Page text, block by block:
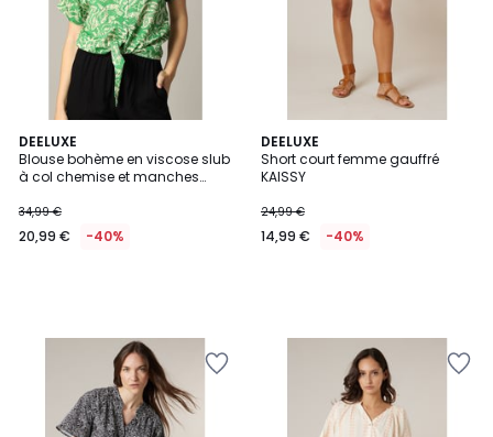
DEELUXE
Blouse bohème en viscose slub
à col chemise et manches
34,99 €
20,99 € -40%
DEELUXE
Short court femme gauffré
KAISSY
24,99 €
14,99 € -40%